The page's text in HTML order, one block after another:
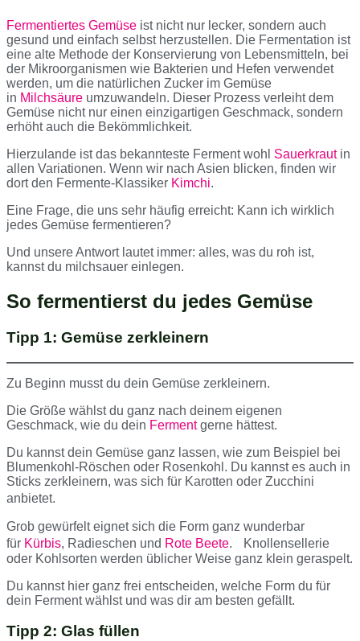
Fermentiertes Gemüse ist nicht nur lecker, sondern auch
gesund und einfach selbst herzustellen. Die Fermentation ist
eine alte Methode der Konservierung von Lebensmitteln, bei
der Mikroorganismen wie Bakterien und Hefen verwendet
werden, um die natürlichen Zucker im Gemüse
in Milchsäure umzuwandeln. Dieser Prozess verleiht dem
Gemüse nicht nur einen einzigartigen Geschmack, sondern
erhöht auch die Bekömmlichkeit.
Hierzulande ist das bekannteste Ferment wohl Sauerkrautin
allen Variationen. Wenn wir nach Asien blicken, finden wir
dort den Fermente-Klassiker Kimchi.
Eine Frage, die uns sehr häufig erreicht: Kann ich wirklich
jedes Gemüse fermentieren?
Und unsere Antwort lautet immer: alles, was du roh ist,
kannst du milchsauer einlegen.
So fermentierst du jedes Gemüse
Tipp 1: Gemüse zerkleinern
Zu Beginn musst du dein Gemüse zerkleinern.
Die Größe wählst du ganz nach deinem eigenen
Geschmack, wie du dein Fermentgerne hättest.
Du kannst dein Gemüse ganz lassen, wie zum Beispiel bei
Blumenkohl-Röschen oder Rosenkohl. Du kannst es auch in
Sticks zerkleinern, was sich für Karotten oder Zucchini
anbietet.
Grob gewürfelt eignet sich die Form ganz wunderbar
für Kürbis, Radieschen und Rote Beete. Knollensellerie
oder Kohlsorten werden üblicher Weise ganz klein geraspelt.
Du kannst hier ganz frei entscheiden, welche Form du für
dein Ferment wählst und was dir am besten gefällt.
Tipp 2: Glas füllen